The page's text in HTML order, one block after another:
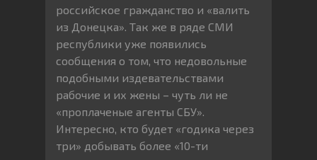
российское гражданство и «валить
из Донецка». Так же в ряде СМИ
республики уже появились
сообщения о том, что недовольные
подобными издевательствами
рабочие и их жены – чуть ли не
«проплаченые агенты СБУ».
Интересно, кто будет «годика через
три» добывать более «10-ти